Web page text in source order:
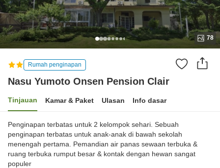
78
Rumah penginapan
Nasu Yumoto Onsen Pension Clair
Tinjauan Kamar & Paket Ulasan Info dasar
Penginapan terbatas untuk 2 kelompok sehari. Sebuah
penginapan terbatas untuk anak-anak di bawah sekolah
menengah pertama. Pemandian air panas sewaan terbuka &
ruang terbuka rumput besar & kontak dengan hewan sangat
populer